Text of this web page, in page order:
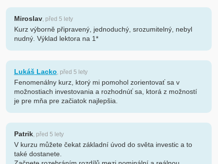
Miroslav, před 5 lety
Kurz výborně připravený, jednoduchý, srozumitelný, nebyl
nudný. Výklad lektora na 1*
Lukáš Lacko, před 5 lety
Fenomenálny kurz, ktorý mi pomohol zorientovať sa v
možnostiach investovania a rozhodnúť sa, ktorá z možností
je pre mňa pre začiatok najlepšia.
Patrik, před 5 lety
V kurzu můžete čekat základní úvod do světa investic a to
také dostanete.